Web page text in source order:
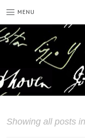
MENU
Showing all posts in